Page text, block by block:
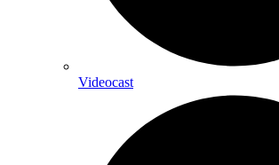
Videocast